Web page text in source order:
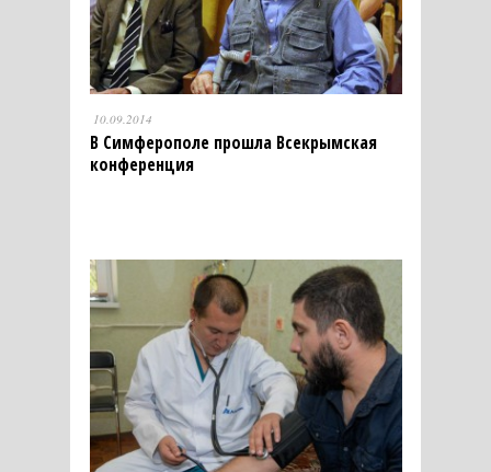
10.09.2014
В Симферополе прошла Всекрымская
конференция